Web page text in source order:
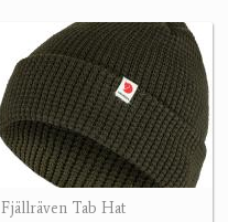
Fjällräven Tab Hat